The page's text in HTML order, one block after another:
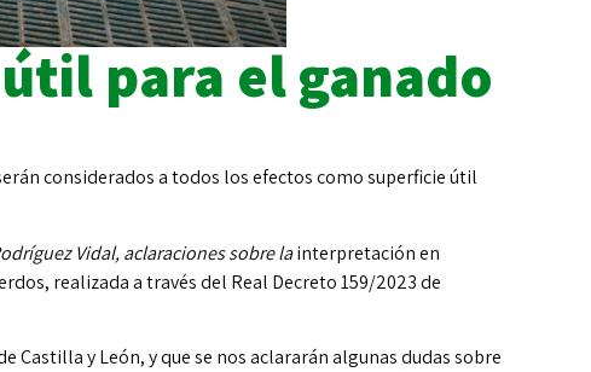
para el ganado
considerados a todos los efectos como superficie útil
Vidal, aclaraciones sobre lainterpretación en
realizada a través del Real Decreto 159/2023 de
Castilla y León, y que se nos aclararán algunas dudas sobre